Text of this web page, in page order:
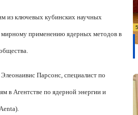
из ключевых кубинских научных
применению ядерных методов в
Парсонс, специалист по
в Агентстве по ядерной энергии и
Aenta).